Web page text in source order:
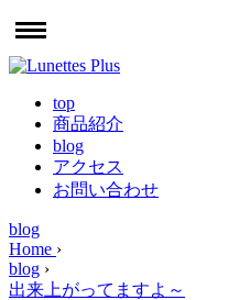
top
商品紹介
blog
アクセス
お問い合わせ
blog
Home ›
blog ›
出来上がってますよ～